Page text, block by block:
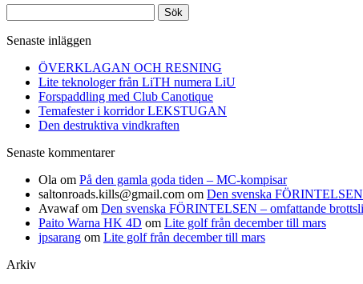
efter:
Senaste inläggen
ÖVERKLAGAN OCH RESNING
Lite teknologer från LiTH numera LiU
Forspaddling med Club Canotique
Temafester i korridor LEKSTUGAN
Den destruktiva vindkraften
Senaste kommentarer
Ola om På den gamla goda tiden – MC-kompisar
saltonroads.kills@gmail.com om Den svenska FÖRINTELSEN
Avawafom Den svenska FÖRINTELSEN – omfattande
Paito Warna HK 4D om Lite golf från december till mars
jpsarang om Lite golf från december till mars
Arkiv